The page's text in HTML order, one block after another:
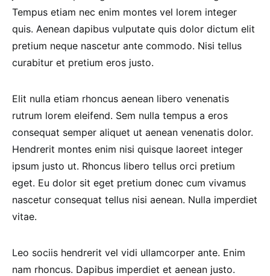
Tempus etiam nec enim montes vel lorem integer
quis. Aenean dapibus vulputate quis dolor dictum elit
pretium neque nascetur ante commodo. Nisi tellus
curabitur et pretium eros justo.
Elit nulla etiam rhoncus aenean libero venenatis
rutrum lorem eleifend. Sem nulla tempus a eros
consequat semper aliquet ut aenean venenatis dolor.
Hendrerit montes enim nisi quisque laoreet integer
ipsum justo ut. Rhoncus libero tellus orci pretium
eget. Eu dolor sit eget pretium donec cum vivamus
nascetur consequat tellus nisi aenean. Nulla imperdiet
vitae.
Leo sociis hendrerit vel vidi ullamcorper ante. Enim
nam rhoncus. Dapibus imperdiet et aenean justo.